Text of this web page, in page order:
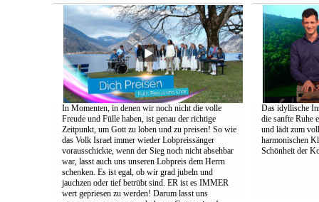
In Momenten, in denen wir noch nicht die volle
Freude und Fülle haben, ist genau der richtige
Zeitpunkt, um Gott zu loben und zu preisen! So wie
das Volk Israel immer wieder Lobpreissänger
vorausschickte, wenn der Sieg noch nicht absehbar
war, lasst auch uns unseren Lobpreis dem Herrn
schenken. Es ist egal, ob wir grad jubeln und
jauchzen oder tief betrübt sind. ER ist es IMMER
wert gepriesen zu werden! Darum lasst uns
Das idyllische
die sanfte Ruhe
und lädt zum
harmonischen
Schönheit der